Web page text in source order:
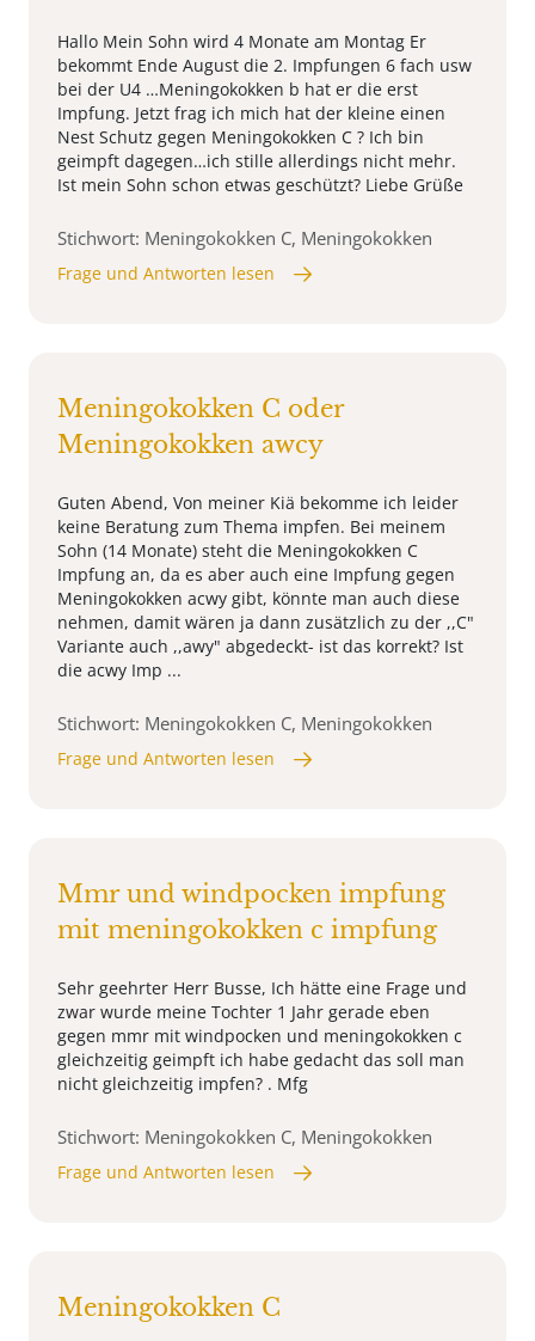
Hallo Mein Sohn wird 4 Monate am Montag Er
bekommt Ende August die 2. Impfungen 6 fach usw
bei der U4 …Meningokokken b hat er die erst
Impfung. Jetzt frag ich mich hat der kleine einen
Nest Schutz gegen Meningokokken C ? Ich bin
geimpft dagegen…ich stille allerdings nicht mehr.
Ist mein Sohn schon etwas geschützt? Liebe Grüße
Stichwort: Meningokokken C, Meningokokken
Frage und Antworten lesen
Meningokokken C oder
Meningokokken awcy
Guten Abend, Von meiner Kiä bekomme ich leider
keine Beratung zum Thema impfen. Bei meinem
Sohn (14 Monate) steht die Meningokokken C
Impfung an, da es aber auch eine Impfung gegen
Meningokokken acwy gibt, könnte man auch diese
nehmen, damit wären ja dann zusätzlich zu der ,,C"
Variante auch ,,awy" abgedeckt- ist das korrekt? Ist
die acwy Imp ...
Stichwort: Meningokokken C, Meningokokken
Frage und Antworten lesen
Mmr und windpocken impfung
mit meningokokken c impfung
Sehr geehrter Herr Busse, Ich hätte eine Frage und
zwar wurde meine Tochter 1 Jahr gerade eben
gegen mmr mit windpocken und meningokokken c
gleichzeitig geimpft ich habe gedacht das soll man
nicht gleichzeitig impfen? . Mfg
Stichwort: Meningokokken C, Meningokokken
Frage und Antworten lesen
Meningokokken C